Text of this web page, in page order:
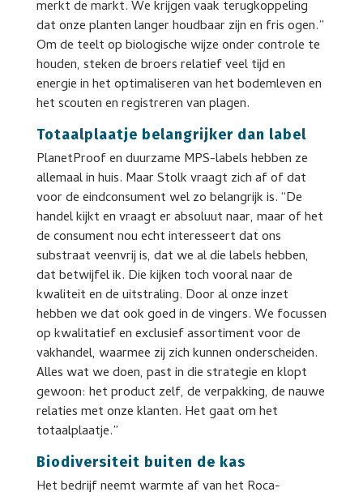
merkt de markt. We krijgen vaak terugkoppeling
dat onze planten langer houdbaar zijn en fris ogen.”
Om de teelt op biologische wijze onder controle te
houden, steken de broers relatief veel tijd en
energie in het optimaliseren van het bodemleven en
het scouten en registreren van plagen.
Totaalplaatje belangrijker dan label
PlanetProof en duurzame MPS-labels hebben ze
allemaal in huis. Maar Stolk vraagt zich af of dat
voor de eindconsument wel zo belangrijk is. “De
handel kijkt en vraagt er absoluut naar, maar of het
de consument nou echt interesseert dat ons
substraat veenvrij is, dat we al die labels hebben,
dat betwijfel ik. Die kijken toch vooral naar de
kwaliteit en de uitstraling. Door al onze inzet
hebben we dat ook goed in de vingers. We focussen
op kwalitatief en exclusief assortiment voor de
vakhandel, waarmee zij zich kunnen onderscheiden.
Alles wat we doen, past in die strategie en klopt
gewoon: het product zelf, de verpakking, de nauwe
relaties met onze klanten. Het gaat om het
totaalplaatje.”
Biodiversiteit buiten de kas
Het bedrijf neemt warmte af van het Roca-